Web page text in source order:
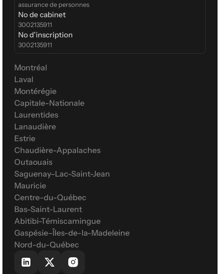
assurance de personnes
No de cabinet
3002135911
No d'inscription
3002135911
Montréal
Laval
Montérégie
Capitale-Nationale
Laurentides
Lanaudière
Estrie
Chaudière-Appalaches
Outaouais
Saguenay–Lac-Saint-Jean
Mauricie
Centre-du-Québec
Bas-Saint-Laurent
Abitibi-Témiscamingue
Gaspésie–Îles-de-la-Madeleine
Nord-du-Québec